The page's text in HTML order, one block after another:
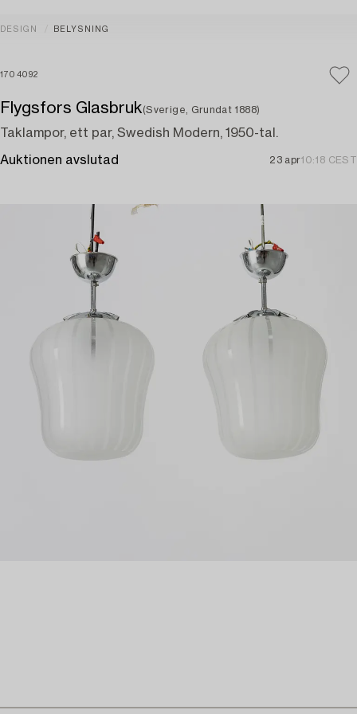
DESIGN BELYSNING
1704092
Flygsfors Glasbruk(Sverige, Grundat 1888)
Taklampor, ett par, Swedish Modern, 1950-tal.
Auktionen avslutad 23 apr10:18 CEST